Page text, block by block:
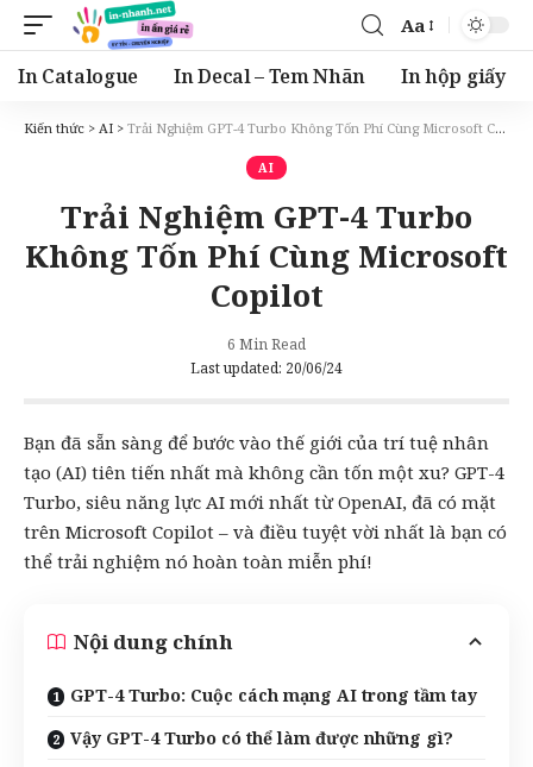
Font
Resizer
Aa
In Catalogue In Decal – Tem Nhãn In hộp giấy
Kiến thức > AI > Trải Nghiệm GPT-4 Turbo Không Tốn Phí Cùng Microsoft Copilot
AI
Trải Nghiệm GPT-4 Turbo
Không Tốn Phí Cùng Microsoft
Copilot
Last updated: 20/06/24
6 Min Read
Bạn đã sẵn sàng để bước vào thế giới của trí tuệ nhân
tạo (AI) tiên tiến nhất mà không cần tốn một xu? GPT-4
Turbo, siêu năng lực AI mới nhất từOpenAI, đã có mặt
trên Microsoft Copilot – và điều tuyệt vời nhất là bạn có
thể trải nghiệm nó hoàn toàn miễn phí!
Nội dung chính
GPT-4 Turbo: Cuộc cách mạng AI trong tầm tay
Vậy GPT-4 Turbo có thể làm được những gì?